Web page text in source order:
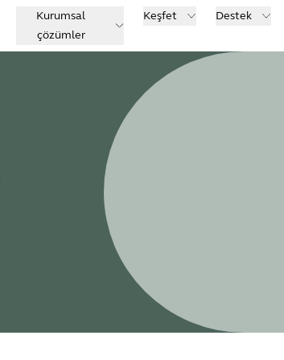
Kurumsal
çözümler
Keşfet Destek